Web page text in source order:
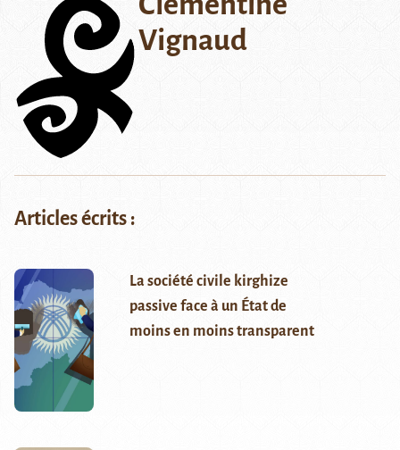
Vignaud
Articles écrits :
La société civile kirghize
passive face à un État de
moins en moins transparent